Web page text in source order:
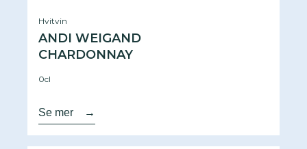
Hvitvin
ANDI WEIGAND
CHARDONNAY
0cl
Se mer →